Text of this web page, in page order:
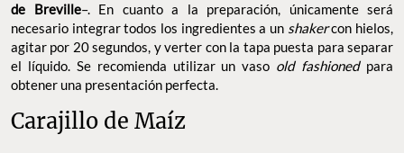
de Breville–. En cuanto a la preparación, únicamente será
necesario integrar todos los ingredientes a un shakercon hielos,
agitar por 20 segundos, y verter con la tapa puesta para separar
el líquido. Se recomienda utilizar un vaso old fashioned para
obtener una presentación perfecta.
Carajillo de Maíz